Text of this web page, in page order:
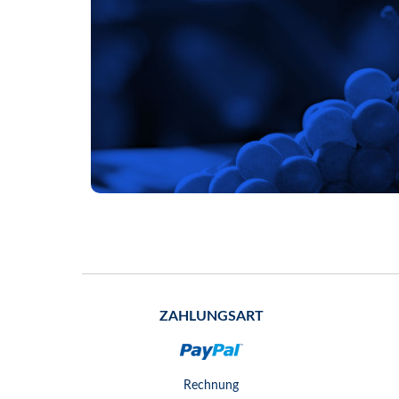
ZAHLUNGSART
Rechnung